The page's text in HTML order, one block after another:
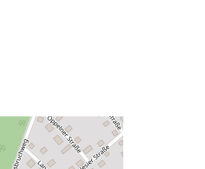
4ecf-8074-